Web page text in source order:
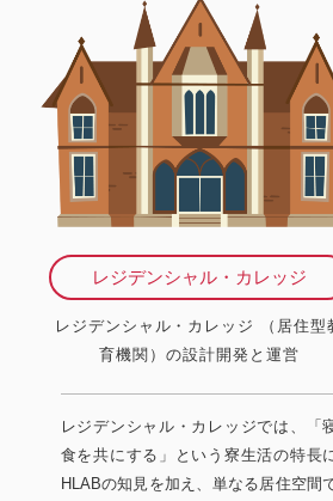
レジデンシャル・カレッジ
レジデンシャル・カレッジ （居住型
育機関）の設計開発と運営
レジデンシャル・カレッジでは、「
食を共にする」という寮生活の特長
HLABの知見を加え、単なる居住空間